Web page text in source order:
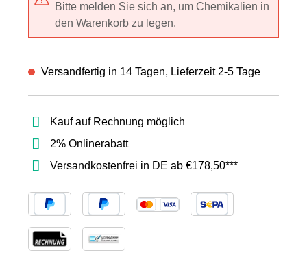
Bitte melden Sie sich an, um Chemikalien in
den Warenkorb zu legen.
Versandfertig in 14 Tagen, Lieferzeit 2-5 Tage
Kauf auf Rechnung möglich
2% Onlinerabatt
Versandkostenfrei in DE ab €178,50***